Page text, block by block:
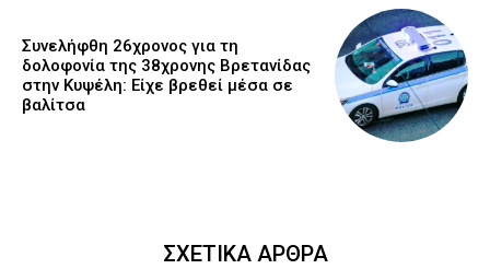
Συνελήφθη 26χρονος για τη
δολοφονία της 38χρονης Βρετανίδας
στην Κυψέλη: Είχε βρεθεί μέσα σε
βαλίτσα
ΣΧΕΤΙΚΑ ΑΡΘΡΑ